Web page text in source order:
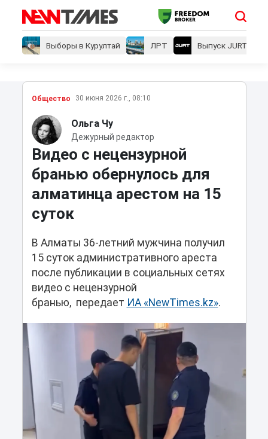
Выборы в Курултай ЛРТ Выпуск JURT
Общество 30 июня 2026 г., 08:10
Ольга Чу
Дежурный редактор
Видео с нецензурной
бранью обернулось для
алматинца арестом на 15
суток
В Алматы 36-летний мужчина получил
15 суток административного ареста
после публикации в социальных сетях
видео с нецензурной
бранью, передает ИА «NewTimes.kz».